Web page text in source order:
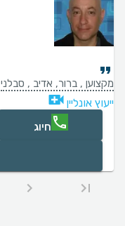
מקצוען , ברור, אדיב , סבלני
ייעוץ אונליין
חיוג